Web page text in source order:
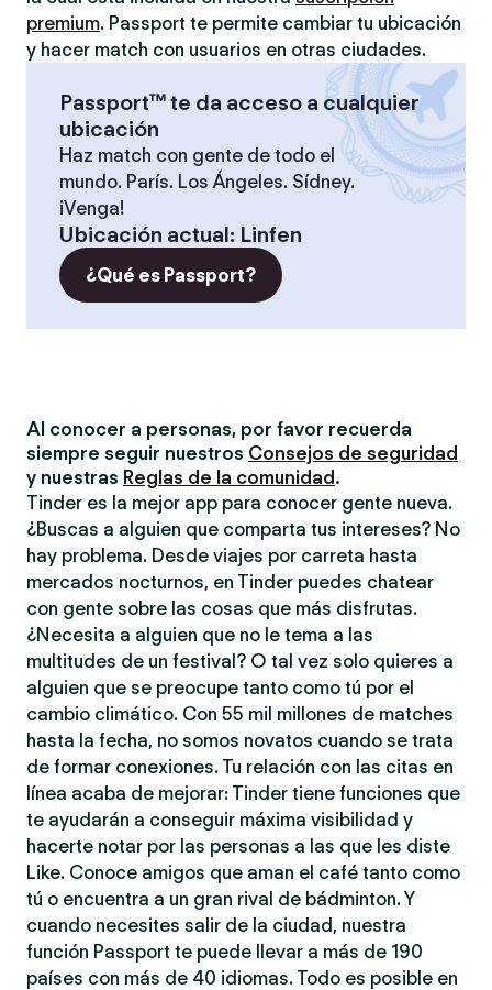
premium. Passport te permite cambiar tu ubicación
y hacer match con usuarios en otras ciudades.
Passport™ te da acceso a cualquier
ubicación
Haz match con gente de todo el
mundo. París. Los Ángeles. Sídney.
¡Venga!
Ubicación actual: Linfen
¿Qué es Passport?
Al conocer a personas, por favor recuerda
siempre seguir nuestros Consejos de seguridad
y nuestras Reglas de la comunidad .
Tinder es la mejor app para conocer gente nueva.
¿Buscas a alguien que comparta tus intereses? No
hay problema. Desde viajes por carreta hasta
mercados nocturnos, en Tinder puedes chatear
con gente sobre las cosas que más disfrutas.
¿Necesita a alguien que no le tema a las
multitudes de un festival? O tal vez solo quieres a
alguien que se preocupe tanto como tú por el
cambio climático. Con 55 mil millones de matches
hasta la fecha, no somos novatos cuando se trata
de formar conexiones. Tu relación con las citas en
línea acaba de mejorar: Tinder tiene funciones que
te ayudarán a conseguir máxima visibilidad y
hacerte notar por las personas a las que les diste
Like. Conoce amigos que aman el café tanto como
tú o encuentra a un gran rival de bádminton. Y
cuando necesites salir de la ciudad, nuestra
función Passport te puede llevar a más de 190
países con más de 40 idiomas. Todo es posible en